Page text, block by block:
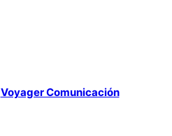
Voyager Comunicación